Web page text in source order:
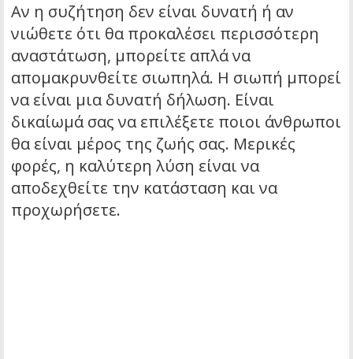
Αν η συζήτηση δεν είναι δυνατή ή αν
νιώθετε ότι θα προκαλέσει περισσότερη
αναστάτωση, μπορείτε απλά να
απομακρυνθείτε σιωπηλά. Η σιωπή μπορεί
να είναι μια δυνατή δήλωση. Είναι
δικαίωμά σας να επιλέξετε ποιοι άνθρωποι
θα είναι μέρος της ζωής σας. Μερικές
φορές, η καλύτερη λύση είναι να
αποδεχθείτε την κατάσταση και να
προχωρήσετε.